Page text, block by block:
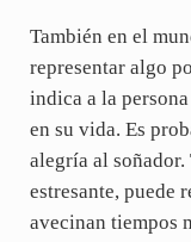
También en el
representar algo
indica a la
en su vida. Es
alegría al soñador.
estresante, puede
avecinan tiempos